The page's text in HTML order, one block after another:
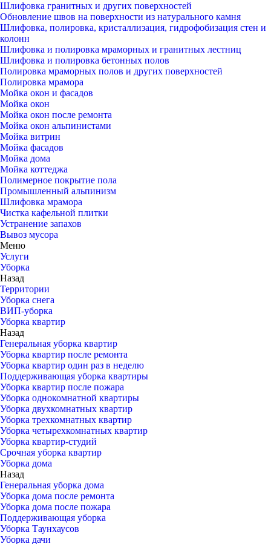
Шлифовка гранитных и других поверхностей
Обновление швов на поверхности из натурального камня
Шлифовка, полировка, кристаллизация, гидрофобизация стен и
колонн
Шлифовка и полировка мраморных и гранитных лестниц
Шлифовка и полировка бетонных полов
Полировка мраморных полов и других поверхностей
Полировка мрамора
Мойка окон и фасадов
Мойка окон
Мойка окон после ремонта
Мойка окон альпинистами
Мойка витрин
Мойка фасадов
Мойка дома
Мойка коттеджа
Полимерное покрытие пола
Промышленный альпинизм
Шлифовка мрамора
Чистка кафельной плитки
Устранение запахов
Вывоз мусора
Меню
Услуги
Уборка
Назад
Территории
Уборка снега
ВИП-уборка
Уборка квартир
Назад
Генеральная уборка квартир
Уборка квартир после ремонта
Уборка квартир один раз в неделю
Поддерживающая уборка квартиры
Уборка квартир после пожара
Уборка однокомнатной квартиры
Уборка двухкомнатных квартир
Уборка трехкомнатных квартир
Уборка четырехкомнатных квартир
Уборка квартир-студий
Срочная уборка квартир
Уборка дома
Назад
Генеральная уборка дома
Уборка дома после ремонта
Уборка дома после пожара
Поддерживающая уборка
Уборка Таунхаусов
Уборка дачи